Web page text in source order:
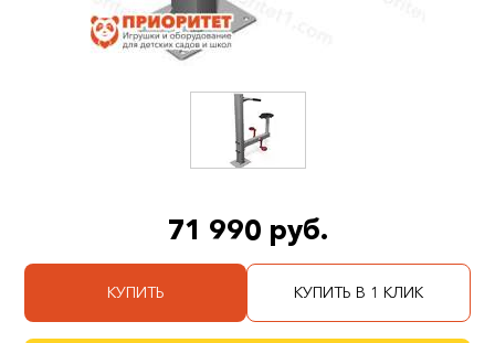
71 990 руб.
КУПИТЬ КУПИТЬ В 1 КЛИК